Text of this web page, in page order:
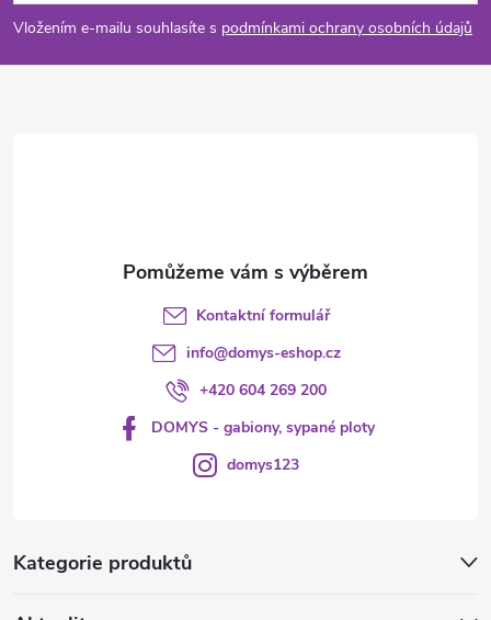
pVložením e-mailu souhlasíte s podmínkami ochrany osobních údajů
Kategorie produktů
Kontaktní formulář
info@domys-eshop.cz
+420 604 269 200
DOMYS - gabiony, sypané ploty
domys123